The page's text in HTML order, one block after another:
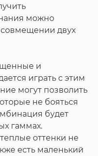
можно
двух
и
играть с этим
могут позволить
не бояться
будет
гаммах.
оттенки не
есть маленький